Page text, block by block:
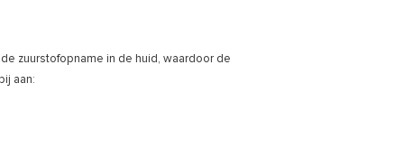
zuurstofopname in de huid, waardoor de
aan: